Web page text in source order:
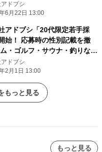
ドブシ
6月22日 13:00
アドブシ「20代限定若手採
始！ 応募時の性別記載を撤
・ゴルフ・サウナ・釣りな
る趣味の福利厚生も完備！
ドブシ
2月1日 13:00
もっと見る
もっと見る